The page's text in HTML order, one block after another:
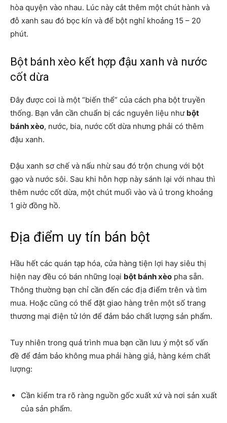
hòa quyện vào nhau. Lúc này cắt thêm một chút hành và
đỗ xanh sau đó bọc kín và để bột nghỉ khoảng 15 – 20
phút.
Bột bánh xèo kết hợp đậu xanh và nước
cốt dừa
Đây được coi là một “biến thể” của cách pha bột truyền
thống. Bạn vẫn cần chuẩn bị các nguyên liệu như bột
bánh xèo, nước, bia, nước cốt dừa nhưng phải có thêm
đậu xanh.
Đậu xanh sơ chế và nấu nhừ sau đó trộn chung với bột
gạo và nước sôi. Sau khi hỗn hợp này sánh lại với nhau thì
thêm nước cốt dừa, một chút muối vào và ủ trong khoảng
1 giờ đồng hồ.
Địa điểm uy tín bán bột
Hầu hết các quán tạp hóa, cửa hàng tiện lợi hay siêu thị
hiện nay đều có bán những loại bột bánh xèo pha sẵn.
Thông thường bạn chỉ cần đến các địa điểm trên và tìm
mua. Hoặc cũng có thể đặt giao hàng trên một số trang
thương mại điện tử lớn để đảm bảo chất lượng sản phẩm.
Tuy nhiên trong quá trình mua bạn cần lưu ý một số vấn
đề để đảm bảo không mua phải hàng giả, hàng kém chất
lượng:
Cần kiểm tra rõ ràng nguồn gốc xuất xứ và nơi sản xuất
của sản phẩm.